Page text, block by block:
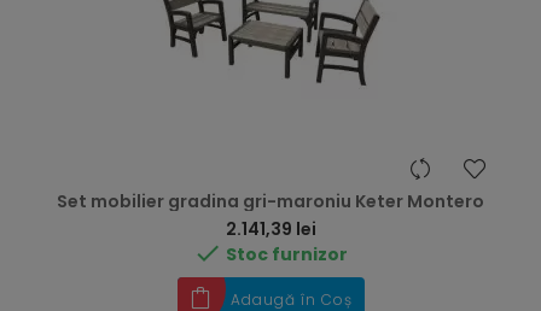
Set mobilier gradina gri-maroniu Keter Montero
2.141,39 lei
 Stoc furnizor
Adaugă în Coș